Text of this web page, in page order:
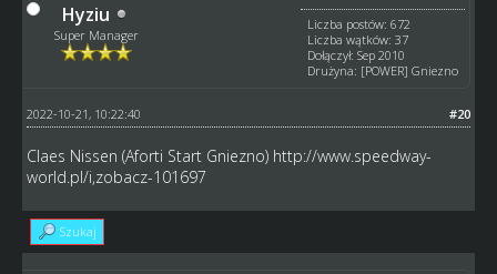
Hyziu
Super Manager
Liczba postów: 672
Liczba wątków: 37
Dołączył: Sep 2010
Drużyna: [POWER] Gniezno
#20
2022-10-21, 10:22:40
Claes Nissen (Aforti Start Gniezno) http://www.speedway-
world.pl/i,zobacz-101697
Szukaj